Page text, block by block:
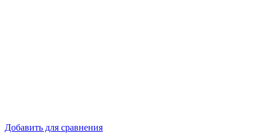
Добавить для сравнения